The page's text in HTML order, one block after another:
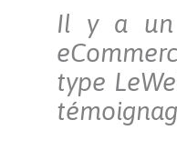
Il y a un
type